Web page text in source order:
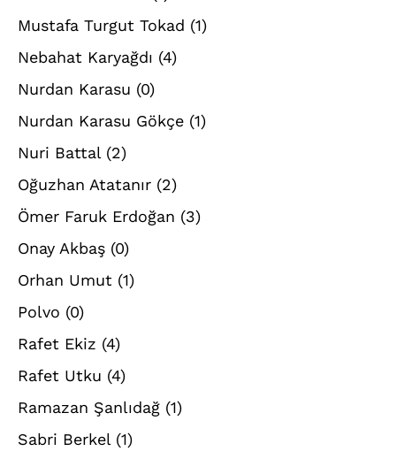
Mustafa Turgut Tokad (1)
Nebahat Karyağdı (4)
Nurdan Karasu (0)
Nurdan Karasu Gökçe (1)
Nuri Battal (2)
Oğuzhan Atatanır (2)
Ömer Faruk Erdoğan (3)
Onay Akbaş (0)
Orhan Umut (1)
Polvo (0)
Rafet Ekiz (4)
Rafet Utku (4)
Ramazan Şanlıdağ (1)
Sabri Berkel (1)